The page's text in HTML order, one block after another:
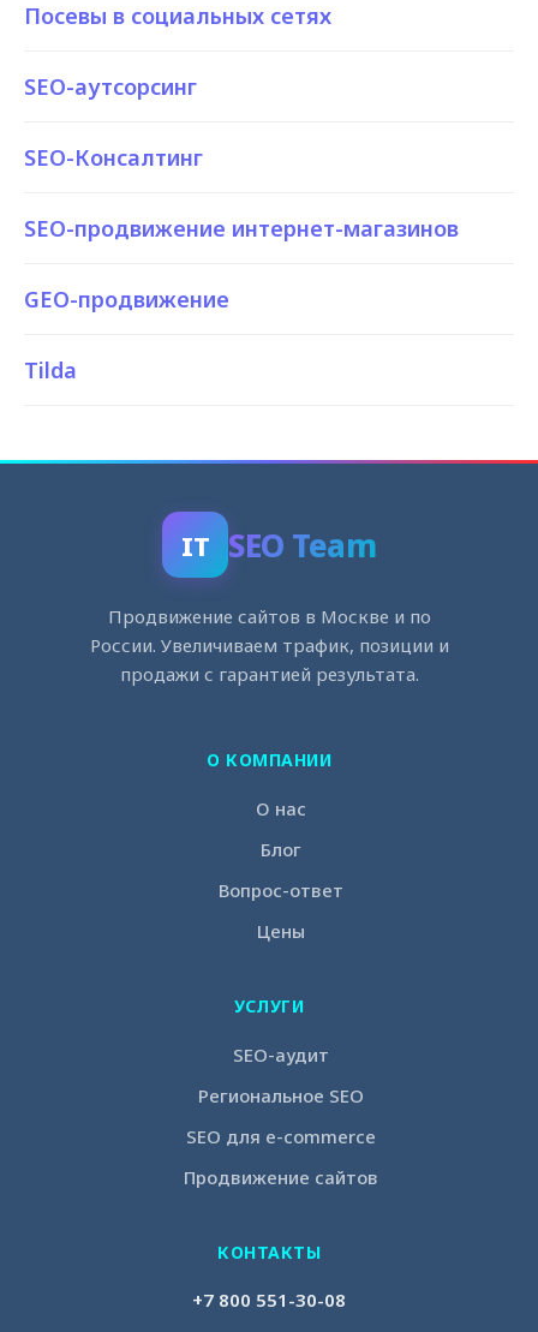
Посевы в социальных сетях
SEO-аутсорсинг
SEO-Консалтинг
SEO-продвижение интернет-магазинов
GEO-продвижение
Tilda
IT SEO Team
Продвижение сайтов в Москве и по
России. Увеличиваем трафик, позиции и
продажи с гарантией результата.
О КОМПАНИИ
О нас
Блог
Вопрос-ответ
Цены
УСЛУГИ
SEO-аудит
Региональное SEO
SEO для e-commerce
Продвижение сайтов
КОНТАКТЫ
+7 800 551-30-08